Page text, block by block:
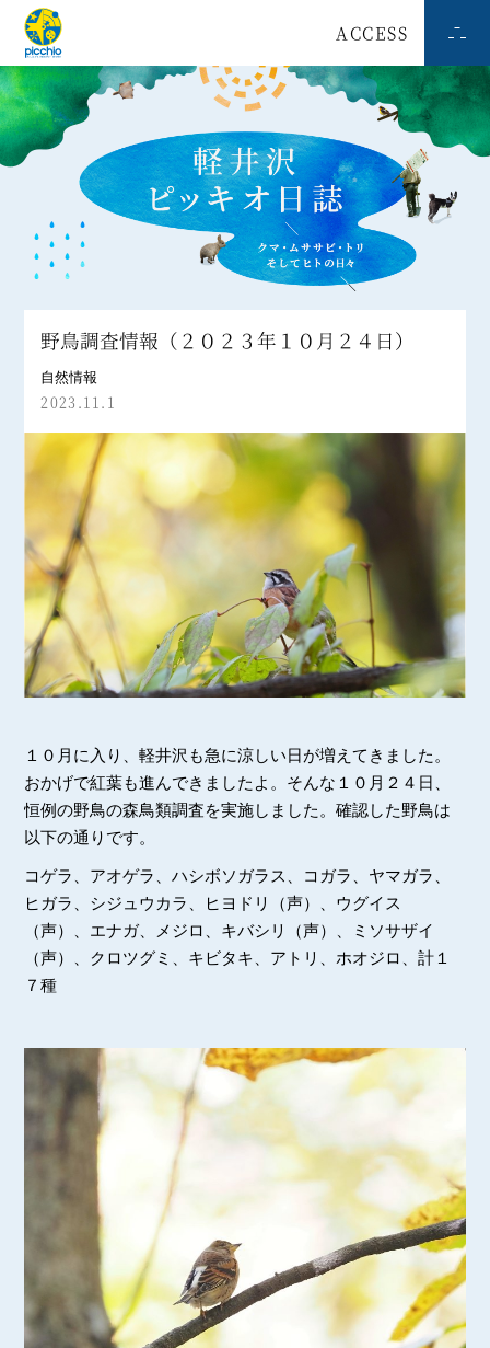
ACCESS
野鳥調査情報（２０２３年１０月２４日）
自然情報
2023.11.1
１０月に入り、軽井沢も急に涼しい日が増えてきました。
おかげで紅葉も進んできましたよ。そんな１０月２４日、
恒例の野鳥の森鳥類調査を実施しました。確認した野鳥は
以下の通りです。
コゲラ、アオゲラ、ハシボソガラス、コガラ、ヤマガラ、
ヒガラ、シジュウカラ、ヒヨドリ（声）、ウグイス
（声）、エナガ、メジロ、キバシリ（声）、ミソサザイ
（声）、クロツグミ、キビタキ、アトリ、ホオジロ、計１
７種